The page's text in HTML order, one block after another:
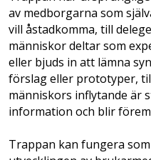
av medborgarna som
vill åstadkomma, till
människor deltar som
eller bjuds in att lämna
förslag eller prototyper,
människors inflytande är
information och blir
Trappan kan fungera